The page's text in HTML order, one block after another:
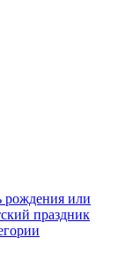
рождения или
праздник